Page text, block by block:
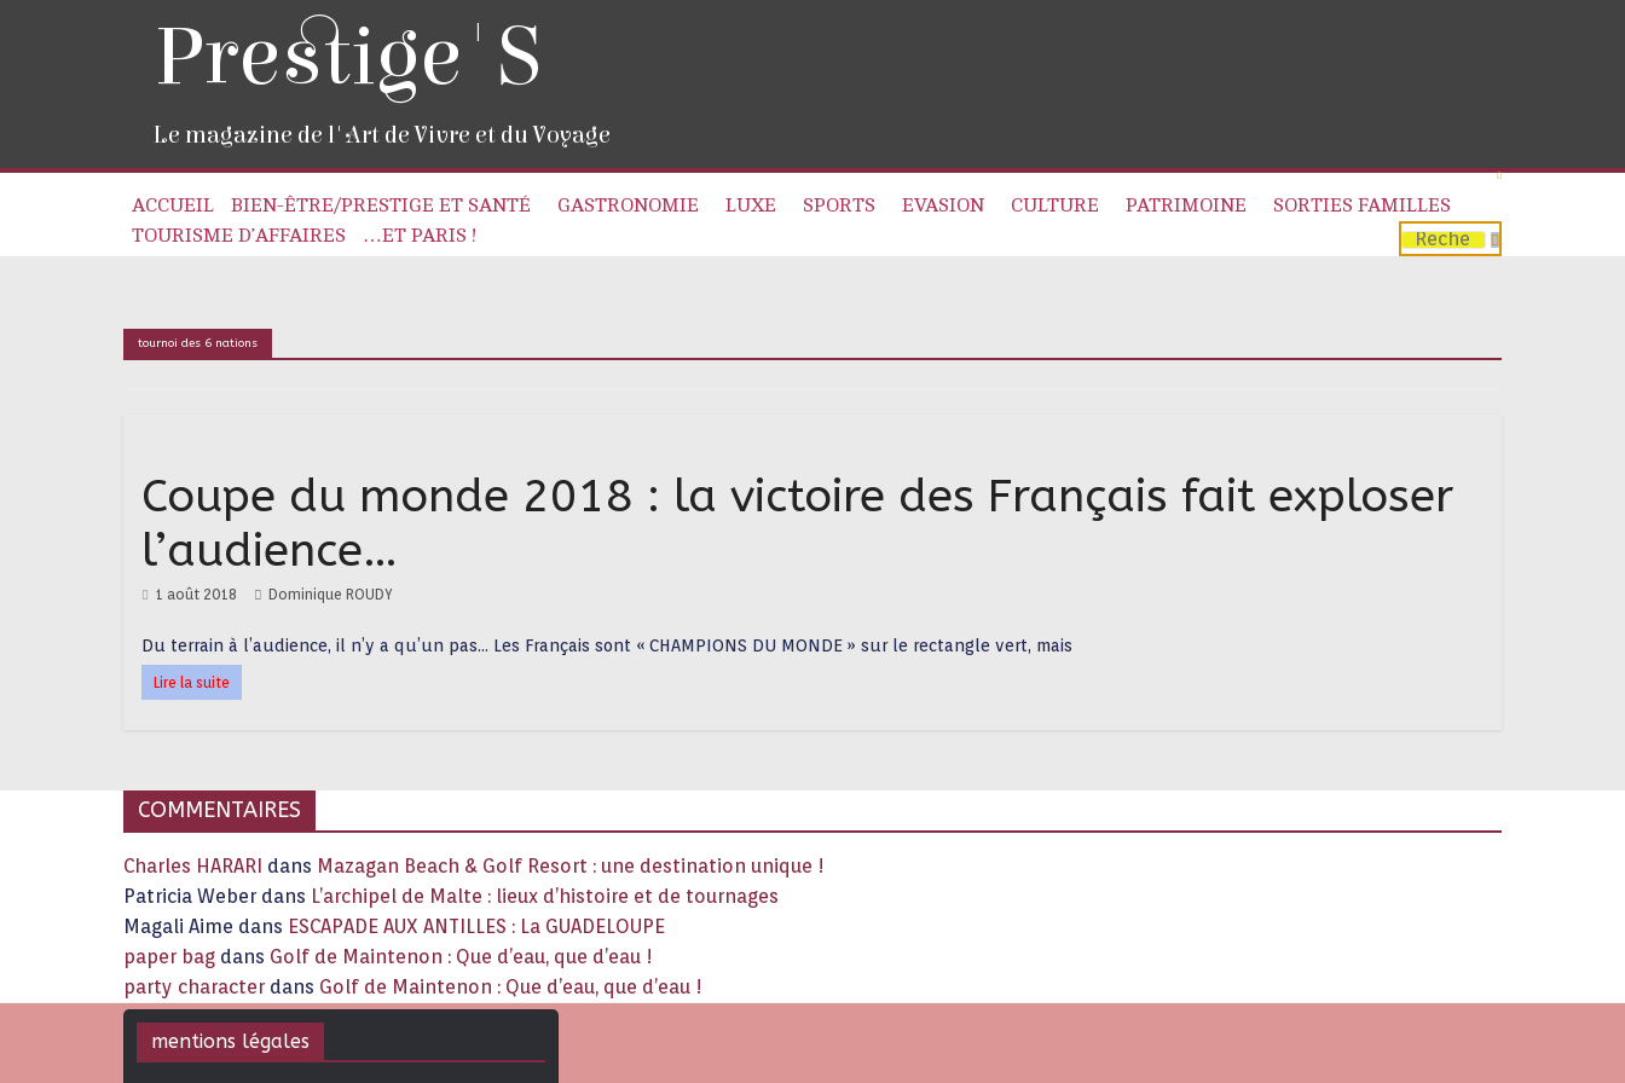
Prestige'S
Le magazine de l'Art de Vivre et du Voyage
ACCUEIL BIEN-ÊTRE/PRESTIGE ET SANTÉ GASTRONOMIE LUXE SPORTS EVASION CULTURE PATRIMOINE
SORTIES FAMILLES
TOURISME D’AFFAIRES
…ET PARIS !
tournoi des 6 nations
Coupe du monde 2018 : la victoire des Français fait exploser
l’audience…
1 août 2018 Dominique ROUDY
Du terrain à l’audience, il n’y a qu’un pas… Les Français sont « CHAMPIONS DU MONDE » sur le rectangle vert, mais
Lire la suite
COMMENTAIRES
Charles HARARI dans Mazagan Beach & Golf Resort : une destination unique !
Patricia Weber dans L’archipel de Malte : lieux d’histoire et de tournages
Magali Aime dans ESCAPADE AUX ANTILLES : La GUADELOUPE
paper bag dans Golf de Maintenon : Que d’eau, que d’eau !
party character dans Golf de Maintenon : Que d’eau, que d’eau !
mentions légales